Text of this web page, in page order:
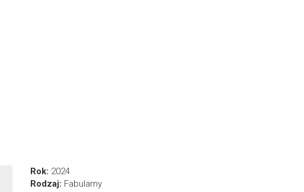
Rok: 2024
Rodzaj: Fabularny